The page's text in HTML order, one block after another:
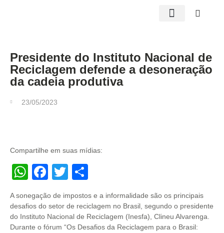
Presidente do Instituto Nacional de
Reciclagem defende a desoneração
da cadeia produtiva
23/05/2023
Compartilhe em suas mídias:
WhatsApp
Facebook
Twitter
A sonegação de impostos e a informalidade são os principais
desafios do setor de reciclagem no Brasil, segundo o presidente
do Instituto Nacional de Reciclagem (Inesfa), Clineu Alvarenga.
Durante o fórum “Os Desafios da Reciclagem para o Brasil: